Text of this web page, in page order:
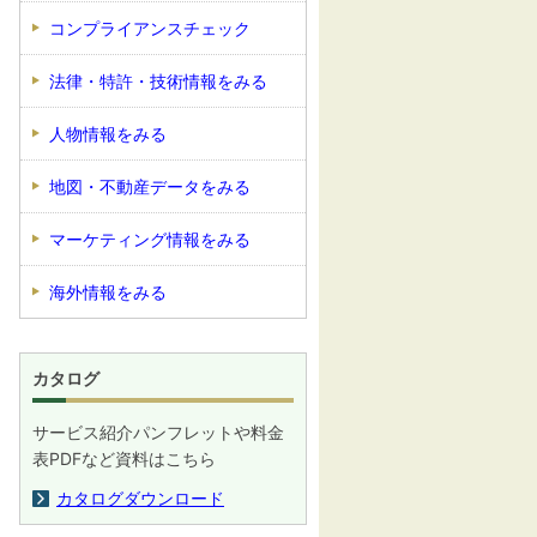
コンプライアンスチェック
法律・特許・技術情報をみる
人物情報をみる
地図・不動産データをみる
マーケティング情報をみる
海外情報をみる
カタログ
サービス紹介パンフレットや料金
表PDFなど資料はこちら
カタログダウンロード